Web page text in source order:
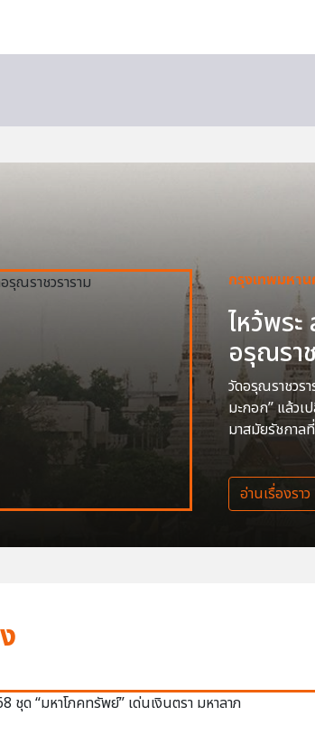
กรุงเทพมหา
ไหว้พระ
อรุณรา
วัดอรุณราชวร
มะกอก” แล้วเ
มาสมัยรัชกาล
อ่านเรื่องราว